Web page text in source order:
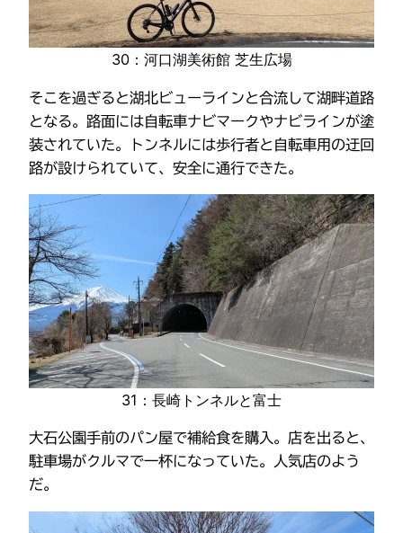
30：河口湖美術館 芝生広場
そこを過ぎると湖北ビューラインと合流して湖畔道路
となる。路面には自転車ナビマークやナビラインが塗
装されていた。トンネルには歩行者と自転車用の迂回
路が設けられていて、安全に通行できた。
31：長崎トンネルと富士
大石公園手前のパン屋で補給食を購入。店を出ると、
駐車場がクルマで一杯になっていた。人気店のよう
だ。